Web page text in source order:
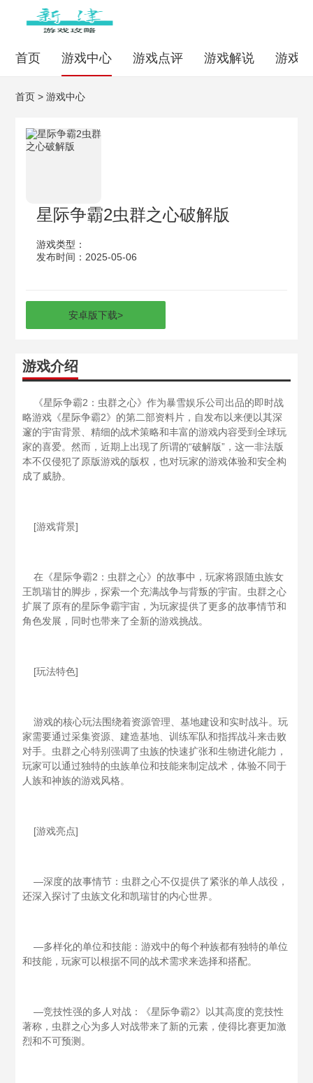
首页 游戏中心 游戏点评 游戏解说 游戏
首页 >游戏中心
星际争霸2虫群之心破解版
游戏类型：
发布时间：2025-05-06
安卓版下载>
游戏介绍
《星际争霸2：虫群之心》作为暴雪娱乐公司出品的即时战
略游戏《星际争霸2》的第二部资料片，自发布以来便以其深
邃的宇宙背景、精细的战术策略和丰富的游戏内容受到全球玩
家的喜爱。然而，近期上出现了所谓的“破解版”，这一非法版
本不仅侵犯了原版游戏的版权，也对玩家的游戏体验和安全构
成了威胁。
[游戏背景]
在《星际争霸2：虫群之心》的故事中，玩家将跟随虫族女
王凯瑞甘的脚步，探索一个充满战争与背叛的宇宙。虫群之心
扩展了原有的星际争霸宇宙，为玩家提供了更多的故事情节和
角色发展，同时也带来了全新的游戏挑战。
[玩法特色]
游戏的核心玩法围绕着资源管理、基地建设和实时战斗。玩
家需要通过采集资源、建造基地、训练军队和指挥战斗来击败
对手。虫群之心特别强调了虫族的快速扩张和生物进化能力，
玩家可以通过独特的虫族单位和技能来制定战术，体验不同于
人族和神族的游戏风格。
[游戏亮点]
—深度的故事情节：虫群之心不仅提供了紧张的单人战役，
还深入探讨了虫族文化和凯瑞甘的内心世界。
—多样化的单位和技能：游戏中的每个种族都有独特的单位
和技能，玩家可以根据不同的战术需求来选择和搭配。
—竞技性强的多人对战：《星际争霸2》以其高度的竞技性
著称，虫群之心为多人对战带来了新的元素，使得比赛更加激
烈和不可预测。